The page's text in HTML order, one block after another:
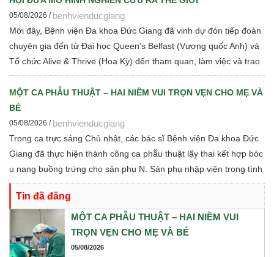
05/08/2026 / benhvienducgiang
Mới đây, Bệnh viện Đa khoa Đức Giang đã vinh dự đón tiếp đoàn
chuyên gia đến từ Đại học Queen's Belfast (Vương quốc Anh) và
Tổ chức Alive & Thrive (Hoa Kỳ) đến tham quan, làm việc và trao
đổi chuyên môn về dinh dưỡng bà mẹ - trẻ em, phát triển Ngân
hàng sữa mẹ, vi sinh, phân tích y sinh, đồng thời thảo luận các
định hướng hợp tác nghiên cứu khoa học và chuyển giao tri thức
trong thời gian tới.
MỘT CA PHẪU THUẬT – HAI NIỀM VUI TRỌN VẸN CHO MẸ VÀ
BÉ
05/08/2026 / benhvienducgiang
Trong ca trực sáng Chủ nhật, các bác sĩ Bệnh viện Đa khoa Đức
Giang đã thực hiện thành công ca phẫu thuật lấy thai kết hợp bóc
u nang buồng trứng cho sản phụ N. Sản phụ nhập viện trong tình
trạng chuyển dạ con so, ngôi ngược, kèm theo khối u nang buồng
trứng phải. Trước những yếu tố nguy cơ, ê-kíp Khoa Sản và Khoa
Gây mê Hồi sức đã phối hợp chặt chẽ, xây dựng phương án phẫu
thuật tối ưu nhằm đảm bảo an toàn cao nhất cho cả mẹ và bé.
Tin đã đăng
MỘT CA PHẪU THUẬT – HAI NIỀM VUI
TRỌN VẸN CHO MẸ VÀ BÉ
05/08/2026